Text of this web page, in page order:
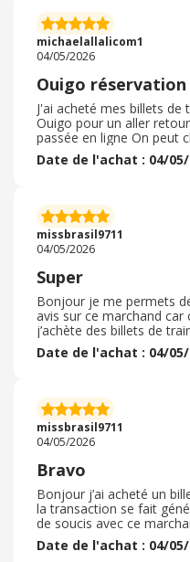
bord, aide pour les
des billets (en échange
du billet)…
michaelallalicom1
04/05/2026
Ouigo
J'ai acheté mes billets de
Ouigo pour un aller
passée en ligne On peut
supplémentaire pour 5€
suffit pas On peut choisir
déroule parfaitement
de ma commande.
ma confirmation de
que j'ai pu facilement
Franchement, très
tarifs très abordables si
Date de l'achat : 04/05/
missbrasil9711
04/05/2026
Super
Bonjour je me permets de vous de recommander mon
avis sur ce marchand car c’est pas la première fois que
j’achète des billets de
arrivée en France je l’ai
problème vis à vis d’eux
j’espère que sa
et d’autres et dès que j’ai
ceci pour vous dire que
de bonnes affaires et en
vous le recommande
Date de l'achat : 04/05/
missbrasil9711
04/05/2026
Bravo
Bonjour j’ai acheté un
la transaction se fait
de soucis avec ce
est assez compétitif on peut planifier ses jours et
regarder sur plusieurs mois et réserver sans qu’il est de
Date de l'achat : 04/05/